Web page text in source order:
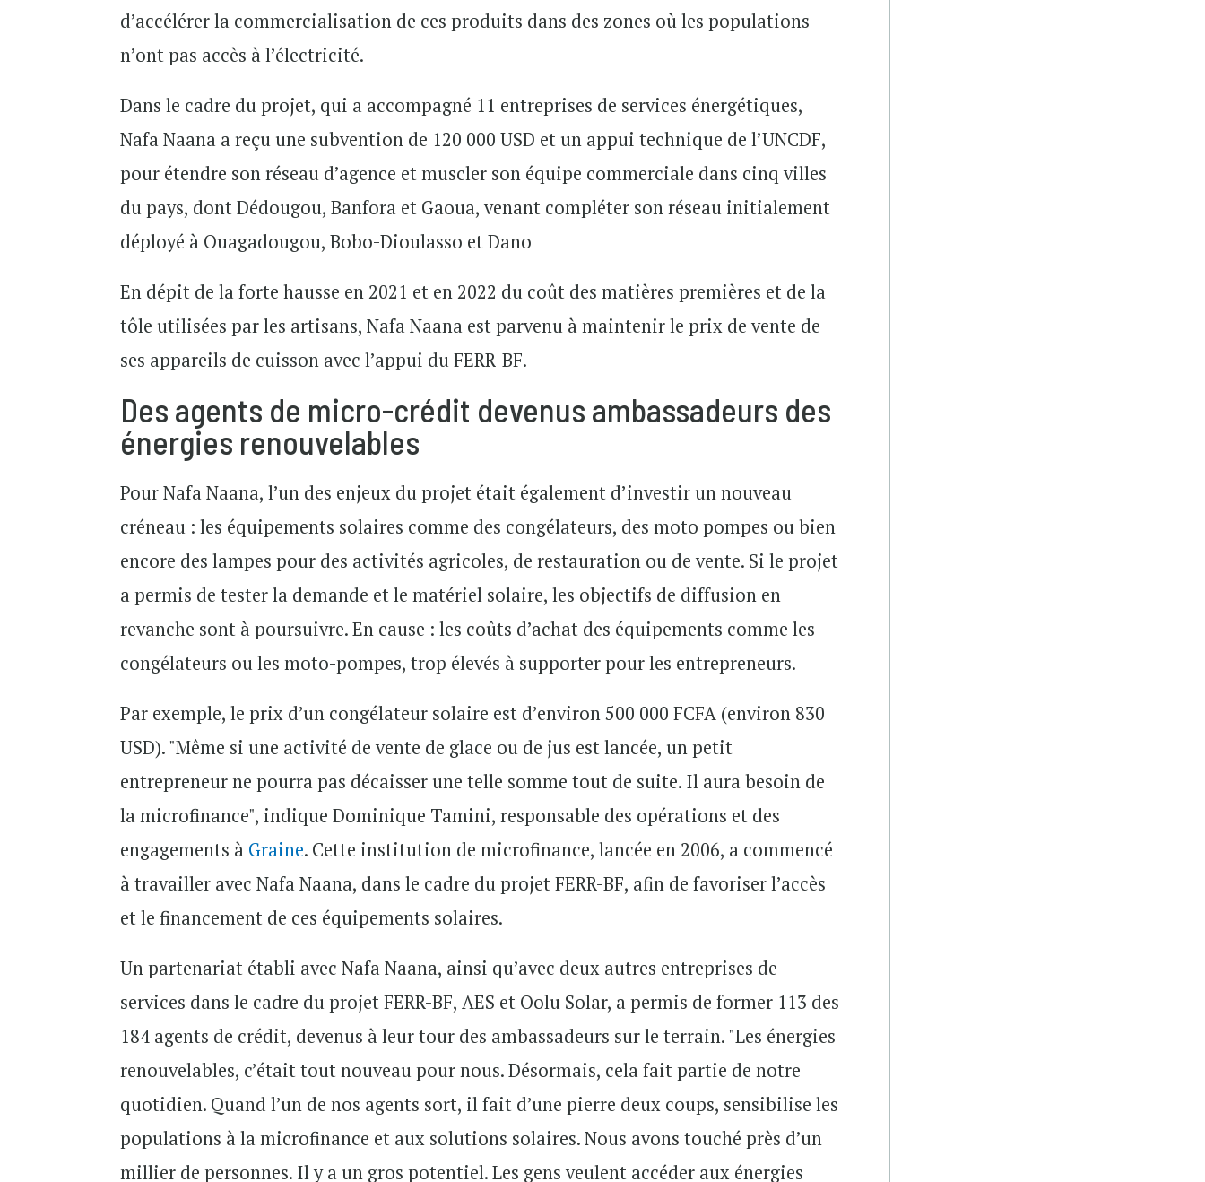
d’accélérer la commercialisation de ces produits dans des zones où les populations
n’ont pas accès à l’électricité.
Dans le cadre du projet, qui a accompagné 11 entreprises de services énergétiques,
Nafa Naana a reçu une subvention de 120 000 USD et un appui technique de l’UNCDF,
pour étendre son réseau d’agence et muscler son équipe commerciale dans cinq villes
du pays, dont Dédougou, Banfora et Gaoua, venant compléter son réseau initialement
déployé à Ouagadougou, Bobo-Dioulasso et Dano
En dépit de la forte hausse en 2021 et en 2022 du coût des matières premières et de la
tôle utilisées par les artisans, Nafa Naana est parvenu à maintenir le prix de vente de
ses appareils de cuisson avec l’appui du FERR-BF.
Des agents de micro-crédit devenus ambassadeurs des
énergies renouvelables
Pour Nafa Naana, l’un des enjeux du projet était également d’investir un nouveau
créneau : les équipements solaires comme des congélateurs, des moto pompes ou bien
encore des lampes pour des activités agricoles, de restauration ou de vente. Si le projet
a permis de tester la demande et le matériel solaire, les objectifs de diffusion en
revanche sont à poursuivre. En cause : les coûts d’achat des équipements comme les
congélateurs ou les moto-pompes, trop élevés à supporter pour les entrepreneurs.
Par exemple, le prix d’un congélateur solaire est d’environ 500 000 FCFA (environ 830
USD). "Même si une activité de vente de glace ou de jus est lancée, un petit
entrepreneur ne pourra pas décaisser une telle somme tout de suite. Il aura besoin de
la microfinance", indique Dominique Tamini, responsable des opérations et des
engagements à Graine. Cette institution de microfinance, lancée en 2006, a commencé
à travailler avec Nafa Naana, dans le cadre du projet FERR-BF, afin de favoriser l’accès
et le financement de ces équipements solaires.
Un partenariat établi avec Nafa Naana, ainsi qu’avec deux autres entreprises de
services dans le cadre du projet FERR-BF, AES et Oolu Solar, a permis de former 113 des
184 agents de crédit, devenus à leur tour des ambassadeurs sur le terrain. "Les énergies
renouvelables, c’était tout nouveau pour nous. Désormais, cela fait partie de notre
quotidien. Quand l’un de nos agents sort, il fait d’une pierre deux coups, sensibilise les
populations à la microfinance et aux solutions solaires. Nous avons touché près d’un
millier de personnes. Il y a un gros potentiel. Les gens veulent accéder aux énergies